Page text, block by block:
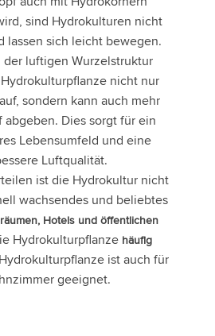
sind Hydrokulturen nicht
lassen sich leicht bewegen.
luftigen Wurzelstruktur
nicht nur
sondern kann auch mehr
abgeben. Dies sorgt für ein
Lebensumfeld und eine
Luftqualität.
ist die Hydrokultur nicht
wachsendes und beliebtes
Hotels und öffentlichen
Hydrokulturpflanze häufig
ist auch für
geeignet.